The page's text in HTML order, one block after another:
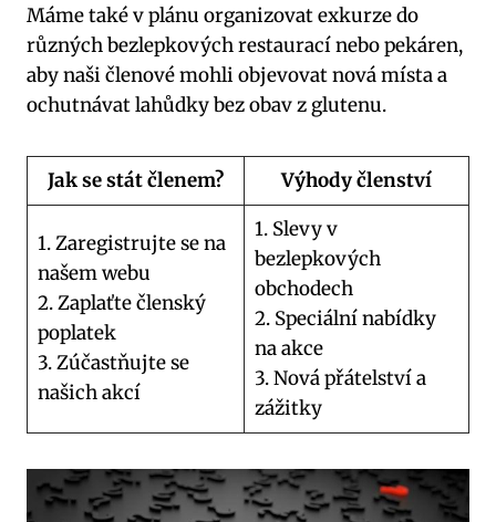
Máme také v plánu organizovat exkurze do
různých bezlepkových restaurací nebo pekáren,
aby naši členové mohli objevovat nová místa a
ochutnávat lahůdky bez obav z glutenu.
Jak se stát členem? Výhody členství
1. Zaregistrujte se na
našem webu
2. Zaplaťte členský
poplatek
3. Zúčastňujte se
našich akcí
1. Slevy v
bezlepkových
obchodech
2. Speciální nabídky
na akce
3. Nová přátelství a
zážitky